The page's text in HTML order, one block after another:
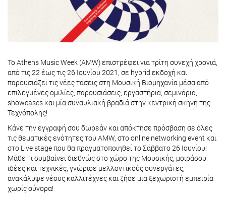
Το Athens Music Week (AMW) επιστρέφει για τρίτη συνεχή χρονιά,
από τις 22 έως τις 26 Ιουνίου 2021, σε hybrid εκδοχή και
παρουσιάζει τις νέες τάσεις στη Μουσική Βιομηχανία μέσα από
επιλεγμένες ομιλίες, παρουσιάσεις, εργαστήρια, σεμινάρια,
showcases και μία συναυλιακή βραδιά στην κεντρική σκηνή της
Τεχνόπολης!
Κάνε την εγγραφή σου δωρεάν και απόκτησε πρόσβαση σε όλες
τις θεματικές ενότητες του AMW, στο online networking event και
στο Live stage που θα πραγματοποιηθεί το Σάββατο 26 Ιουνίου!
Mάθε τι συμβαίνει διεθνώς στο χώρο της Μουσικής, μοιράσου
ιδέες και τεχνικές, γνώρισε μελλοντικούς συνεργάτες,
ανακάλυψε νέους καλλιτέχνες και ζήσε μια ξεχωριστή εμπειρία
χωρίς σύνορα!